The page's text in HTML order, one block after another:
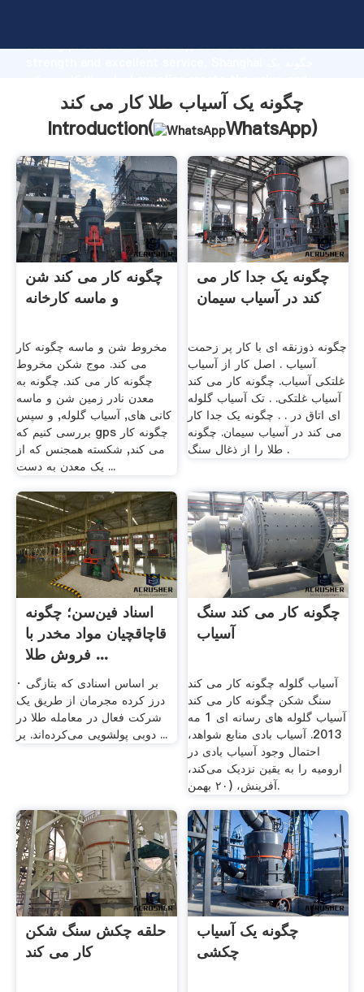
strong production capability, advanced research
bring values to all of customers.
چگونه یک آسیاب طلا کار می کند
Introduction(
WhatsApp)
چگونه کار می کند شن
و ماسه کارخانه
مخروط شن و ماسه چگونه کار
می کند. موج شکن مخروط
چگونه کار می کند. چگونه به
معدن نادر زمین شن و ماسه
کانی های, آسیاب گلوله, و سپس
بررسی کنیم که gps چگونه کار
می کند, شکسته همجنس که از
یک معدن به دست ...
چگونه یک جدا کار می
کند در آسیاب سیمان
چگونه ذوزنقه ای با کار پر زحمت
آسیاب . اصل کار از آسیاب
غلتکی آسیاب. چگونه کار می کند
آسیاب غلتکی. . تک آسیاب گلوله
ای اتاق در . . چگونه یک جدا کار
می کند در آسیاب سیمان. چگونه
طلا را از ذغال سنگ .
اسناد فین‌سن؛ چگونه
قاچاقچیان مواد مخدر با
فروش طلا ...
· بر اساس اسنادی که بتازگی
درز کرده مجرمان از طریق یک
شرکت فعال در معامله طلا در
دوبی پولشویی می‌کرده‌اند. بر ...
چگونه کار می کند سنگ
آسیاب
آسیاب گلوله چگونه کار می کند
سنگ شکن چگونه کار می کند
آسیاب گلوله های رسانه ای 1 مه
2013. آسیاب بادی منابع شواهد،
احتمال وجود آسیاب بادی در
ارومیه را به یقین نزدیک می‌کند،
آفرینش، (۲۰ بهمن.
حلقه چکش سنگ شکن
کار می کند
چگونه یک آسیاب
چکشی